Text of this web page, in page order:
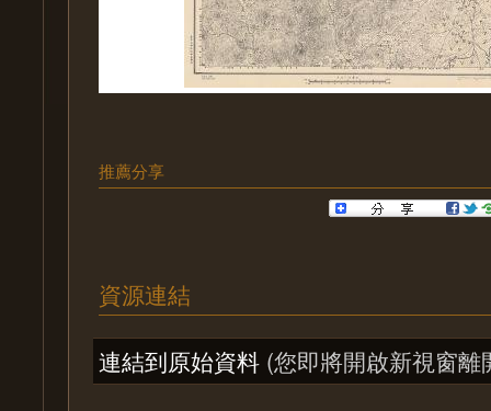
推薦分享
資源連結
連結到原始資料 (您即將開啟新視窗離